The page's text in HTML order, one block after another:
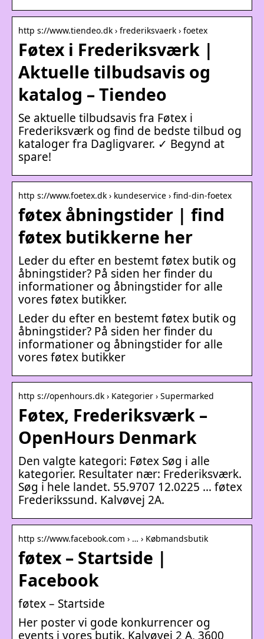
http s://www.tiendeo.dk › frederiksvaerk › foetex
Føtex i Frederiksværk |
Aktuelle tilbudsavis og
katalog – Tiendeo
Se aktuelle tilbudsavis fra Føtex i
Frederiksværk og find de bedste tilbud og
kataloger fra Dagligvarer. ✓ Begynd at
spare!
http s://www.foetex.dk › kundeservice › find-din-foetex
føtex åbningstider | find
føtex butikkerne her
Leder du efter en bestemt føtex butik og
åbningstider? På siden her finder du
informationer og åbningstider for alle
vores føtex butikker.
Leder du efter en bestemt føtex butik og
åbningstider? På siden her finder du
informationer og åbningstider for alle
vores føtex butikker
http s://openhours.dk › Kategorier › Supermarked
Føtex, Frederiksværk –
OpenHours Denmark
Den valgte kategori: Føtex Søg i alle
kategorier. Resultater nær: Frederiksværk.
Søg i hele landet. 55.9707 12.0225 … føtex
Frederikssund. Kalvøvej 2A.
http s://www.facebook.com › … › Købmandsbutik
føtex – Startside |
Facebook
føtex – Startside
Her poster vi gode konkurrencer og
events i vores butik. Kalvøvej 2 A, 3600